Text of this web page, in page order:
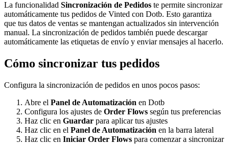
La funcionalidad Sincronización de Pedidos te permite sincronizar
automáticamente tus pedidos de Vinted con Dotb. Esto garantiza
que tus datos de ventas se mantengan actualizados sin intervención
manual. La sincronización de pedidos también puede descargar
automáticamente las etiquetas de envío y enviar mensajes al hacerlo.
Cómo sincronizar tus pedidos
Configura la sincronización de pedidos en unos pocos pasos:
Abre el Panel de Automatización en Dotb
Configura los ajustes de Order Flows según tus preferencias
Haz clic en Guardar para aplicar tus ajustes
Haz clic en el Panel de Automatización en la barra lateral
Haz clic en Iniciar Order Flows para comenzar a sincronizar